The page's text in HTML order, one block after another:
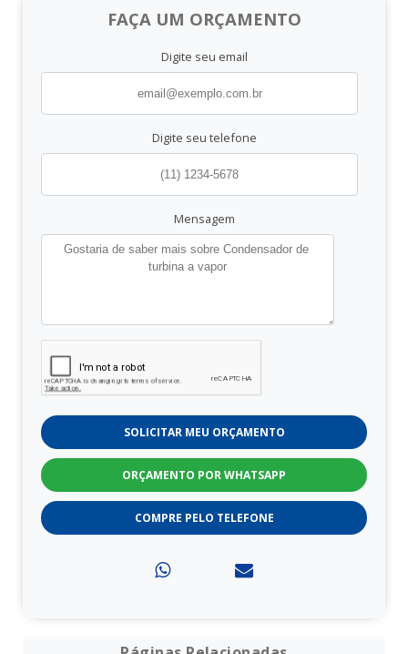
FAÇA UM ORÇAMENTO
Digite seu email
Digite seu telefone
Mensagem
SOLICITAR MEU ORÇAMENTO
ORÇAMENTO POR WHATSAPP
COMPRE PELO TELEFONE